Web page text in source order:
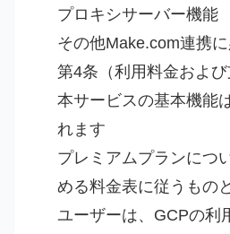
プロキシサーバー機能
その他Make.com連携
第4条（利用料金および
本サービスの基本機能
れます
プレミアムプランにつ
める料金表に従うもの
ユーザーは、GCPの利